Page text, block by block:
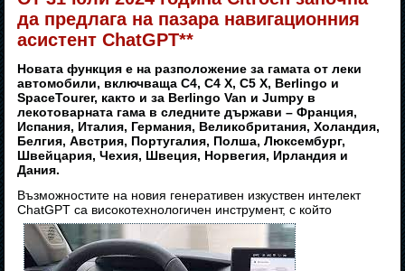
да предлага на пазара навигационния
асистент ChatGPT**
Новата функция е на разположение за гамата от леки
автомобили, включваща C4, C4 X, C5 X, Berlingo и
SpaceTourer, както и за Berlingo Van и Jumpy в
лекотоварната гама в следните държави – Франция,
Испания, Италия, Германия, Великобритания, Холандия,
Белгия, Австрия, Португалия, Полша, Люксембург,
Швейцария, Чехия, Швеция, Норвегия, Ирландия и
Дания.
Възможностите на новия генеративен изкуствен интелект
ChatGPT са високотехнологичен инструмент, с който